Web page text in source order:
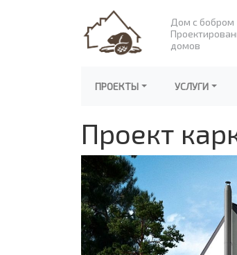
Дом с бобром
домов
ПРОЕКТЫ УСЛУГИ
Проект